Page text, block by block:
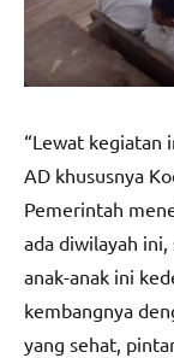
“Lewat kegiatan
AD khususnya
Pemerintah
ada diwilayah
anak-anak ini
kembangnya
yang sehat,